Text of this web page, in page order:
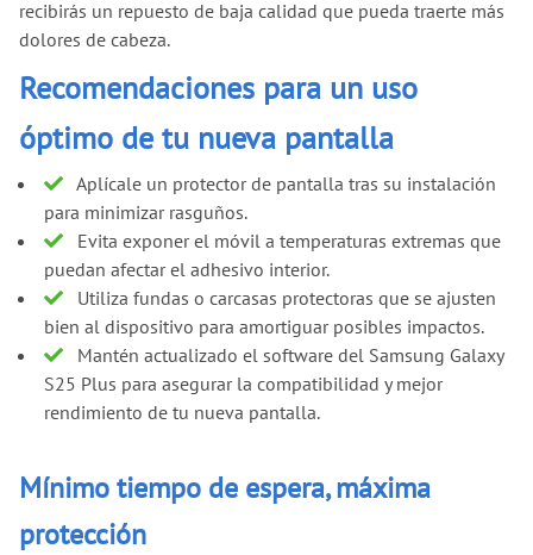
recibirás un repuesto de baja calidad que pueda traerte más
dolores de cabeza.
Recomendaciones para un uso
óptimo de tu nueva pantalla
Aplícale un protector de pantalla tras su instalación
para minimizar rasguños.
Evita exponer el móvil a temperaturas extremas que
puedan afectar el adhesivo interior.
Utiliza fundas o carcasas protectoras que se ajusten
bien al dispositivo para amortiguar posibles impactos.
Mantén actualizado el software del Samsung Galaxy
S25 Plus para asegurar la compatibilidad y mejor
rendimiento de tu nueva pantalla.
Mínimo tiempo de espera, máxima
protección